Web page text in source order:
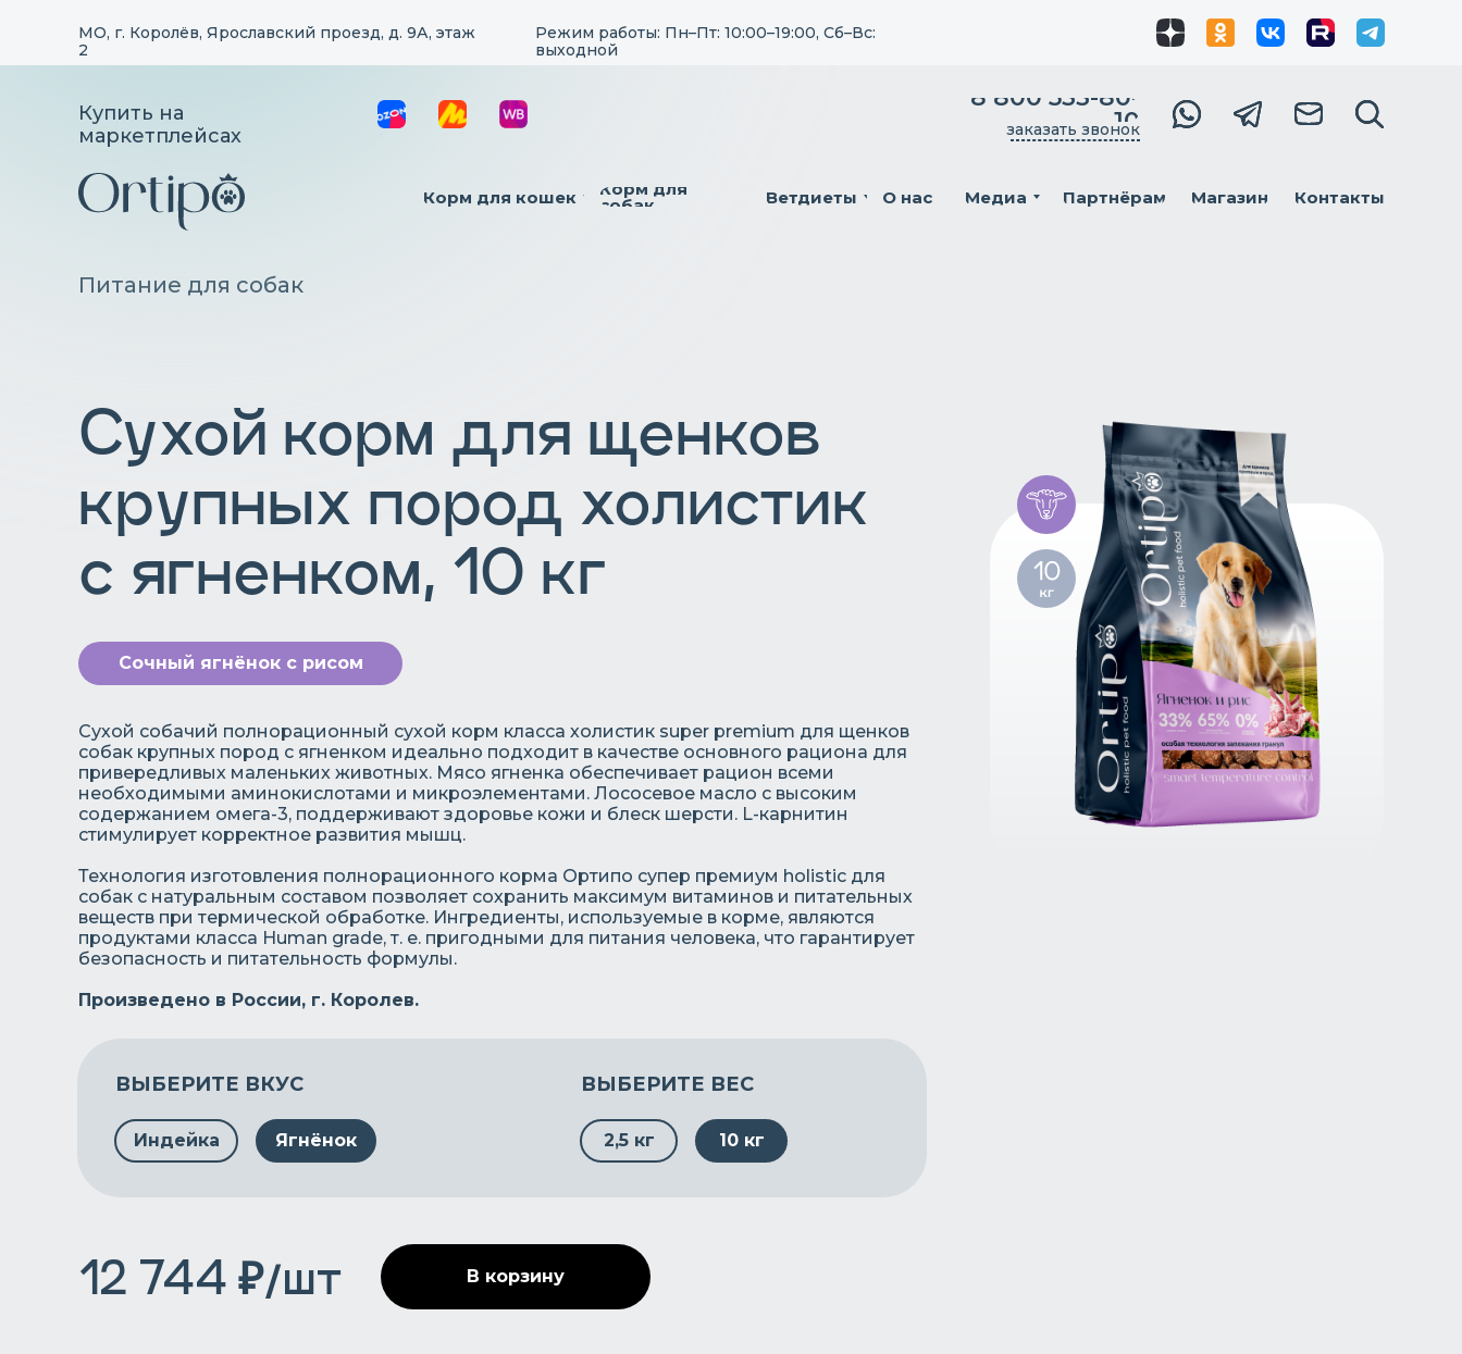
МО, г. Королёв, Ярославский проезд, д. 9А, этаж
2
Режим работы: Пн–Пт: 10:00–19:00, Сб–Вс:
выходной
Купить на
маркетплейсах
8 800 533-80-
10
заказать звонок
Корм для кошек Корм для
собак Ветдиеты О нас Медиа Партнёрам Магазин Контакты
Питание для собак
Сухой корм для щенков
крупных пород холистик
с ягненком, 10 кг
Сухой собачий полнорационный сухой корм класса холистик super premium для щенков
собак крупных пород с ягненком идеально подходит в качестве основного рациона для
привередливых маленьких животных. Мясо ягненка обеспечивает рацион всеми
необходимыми аминокислотами и микроэлементами. Лососевое масло с высоким
содержанием омега-3, поддерживают здоровье кожи и блеск шерсти. L-карнитин
стимулирует корректное развития мышц.
Технология изготовления полнорационного корма Ортипо супер премиум holistic для
собак с натуральным составом позволяет сохранить максимум витаминов и питательных
веществ при термической обработке. Ингредиенты, используемые в корме, являются
продуктами класса Human grade, т. е. пригодными для питания человека, что гарантирует
безопасность и питательность формулы.
Произведено в России, г. Королев.
Сочный ягнёнок с рисом
ВЫБЕРИТЕ ВКУС
Индейка Ягнёнок
ВЫБЕРИТЕ ВЕС
2,5 кг 10 кг
12 744 ₽/шт В корзину